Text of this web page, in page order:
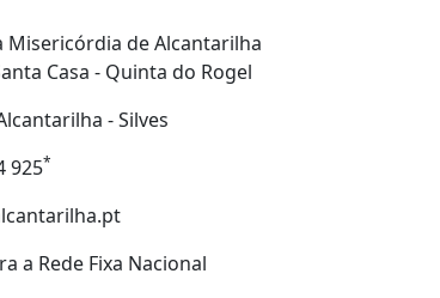
Misericórdia de Alcantarilha
Casa - Quinta do Rogel
- Silves
925*
a Rede Fixa Nacional